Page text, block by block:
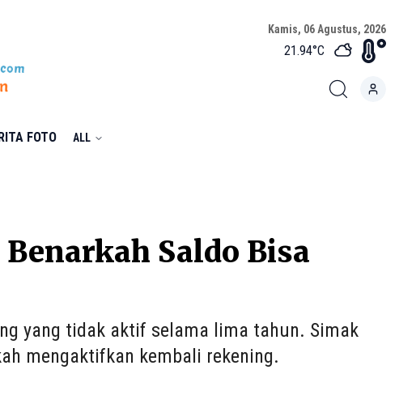
Kamis, 06 Agustus, 2026
21.94°C
FOTO ALL
Saldo Bisa
yang tidak aktif selama lima tahun. Simak
mengaktifkan kembali rekening.